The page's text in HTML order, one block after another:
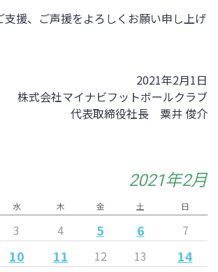
支援、ご声援をよろしくお願い申し上げ
2021年2月1日
株式会社マイナビフットボールクラブ
代表取締役社長 粟井 俊介
2021年2月
水 木 金 土 日
3 4 5 6 7
10 11 12 13 14